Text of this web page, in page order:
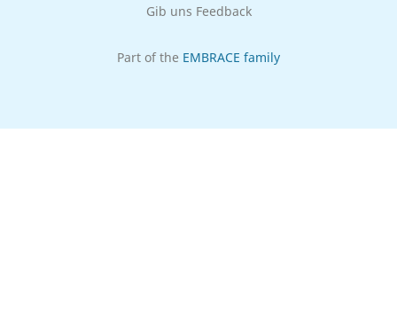
Gib uns Feedback
Part of the EMBRACE family